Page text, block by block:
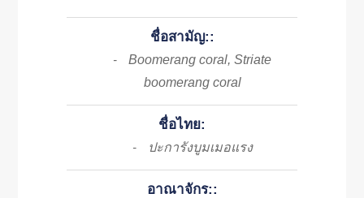
ชื่อสามัญ::
-
Boomerang coral, Striate
boomerang coral
ชื่อไทย:
- ปะการังบูมเมอแรง
อาณาจักร::